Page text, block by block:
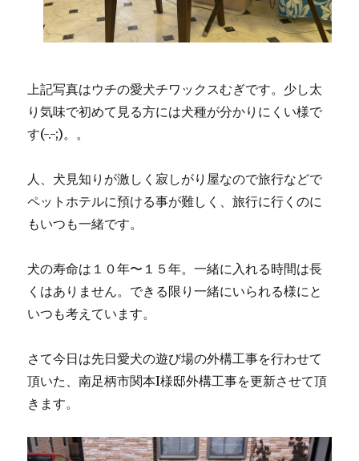
上記写真はウチの愛犬チワックスむぎです。少し太
り気味で初めて見る方には犬種が分かりにくい様で
す(-.-;)。。
人、犬見知りが激しく寂しがり屋なので旅行などで
ペットホテルに預ける事が難しく、旅行に行くのに
もいつも一緒です。
犬の寿命は１０年〜１５年。一緒に入れる時間は長
くはありません。できる限り一緒にいられる様にと
いつも考えています。
さて今日は先日愛犬の遊び場の外構工事を行わせて
頂いた、南足柄市関本I様邸外構工事を更新させて頂
きます。